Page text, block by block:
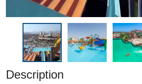
Description